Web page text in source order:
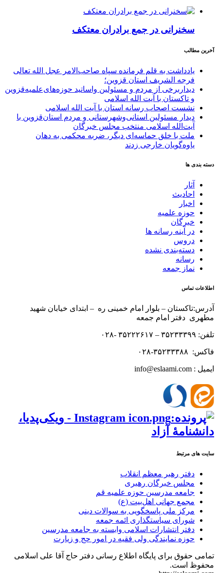
سخنرانی در جمع برادران معتکف
آخرین مطالب
یادداشت به قلم فرمانده سپاه صاحب‌الامر عجل الله تعالی
فرجه الشریف استان قزوین؛
دیداربرخی از مردم و مسئولین واساتید حوزه‌های‌علمیه‌قزوین
و تاکستان با آیت الله اسلامی
نشست اصحاب رسانه استان با آیت الله اسلامی
دیدار مسئولین استانی‌وشهرستانی و مردم‌ استان‌قزوین با
آیت‌الله‌ اسلامی منتخب مجلس‌ خبرگان
ملت با خلق حماسه‌ای دیگر، ضربه محکمی به دهان
یاوه‌گویان خارجی زدند
دسته بندی ها
آثار
احادیث
اخبار
حوزه علمیه
خبرگان
در آینه رسانه ها
دروس
دسته‌بندی نشده
رسانه
نماز جمعه
اطلاعات تماس
آدرس:تاکستان – بلوار امام خمینی ره – ابتدای خیابان شهید
مطهری دفتر امام جمعه
تلفن: ۳۵۲۳۳۳۹۹ – ۳۵۲۲۲۶۱۷ -۰۲۸
فاکس: ۳۵۲۳۳۳۸۸-۰۲۸
ایمیل : info@eslaami.com
سایت های مرتبط
دفتر رهبر معظم انقلاب
مجلس خبرگان رهبری
جامعه مدرسین حوزه علمیه قم
مجمع جهانی اهل‌بیت (ع)
مرکز ملی پاسخگویی به سوالات دینی
شورای سیاستگذاری ائمه جمعه
دفتر انتشارات اسلامی وابسته به جامعه مدرسین
حوزه نمایندگی ولی فقیه در امور حج و زیارت
تمامی حقوق برای پایگاه اطلاع رسانی دفتر حاج آقا علی اسلامی
محفوظ است.